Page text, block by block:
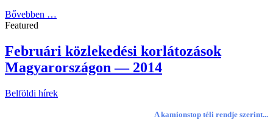
Bővebben …
Featured
Februári közlekedési korlátozások
Magyarországon — 2014
Belföldi hírek
A kamionstop téli rendje szerint...